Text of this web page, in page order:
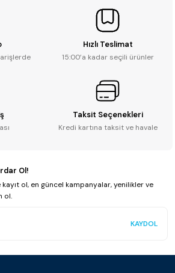
Hızlı Teslimat
15:00’a kadar seçili ürünler
Taksit Seçenekleri
Kredi kartına taksit ve havale
Ol!
ol, en güncel kampanyalar, yenilikler ve
ol.
KAYDOL